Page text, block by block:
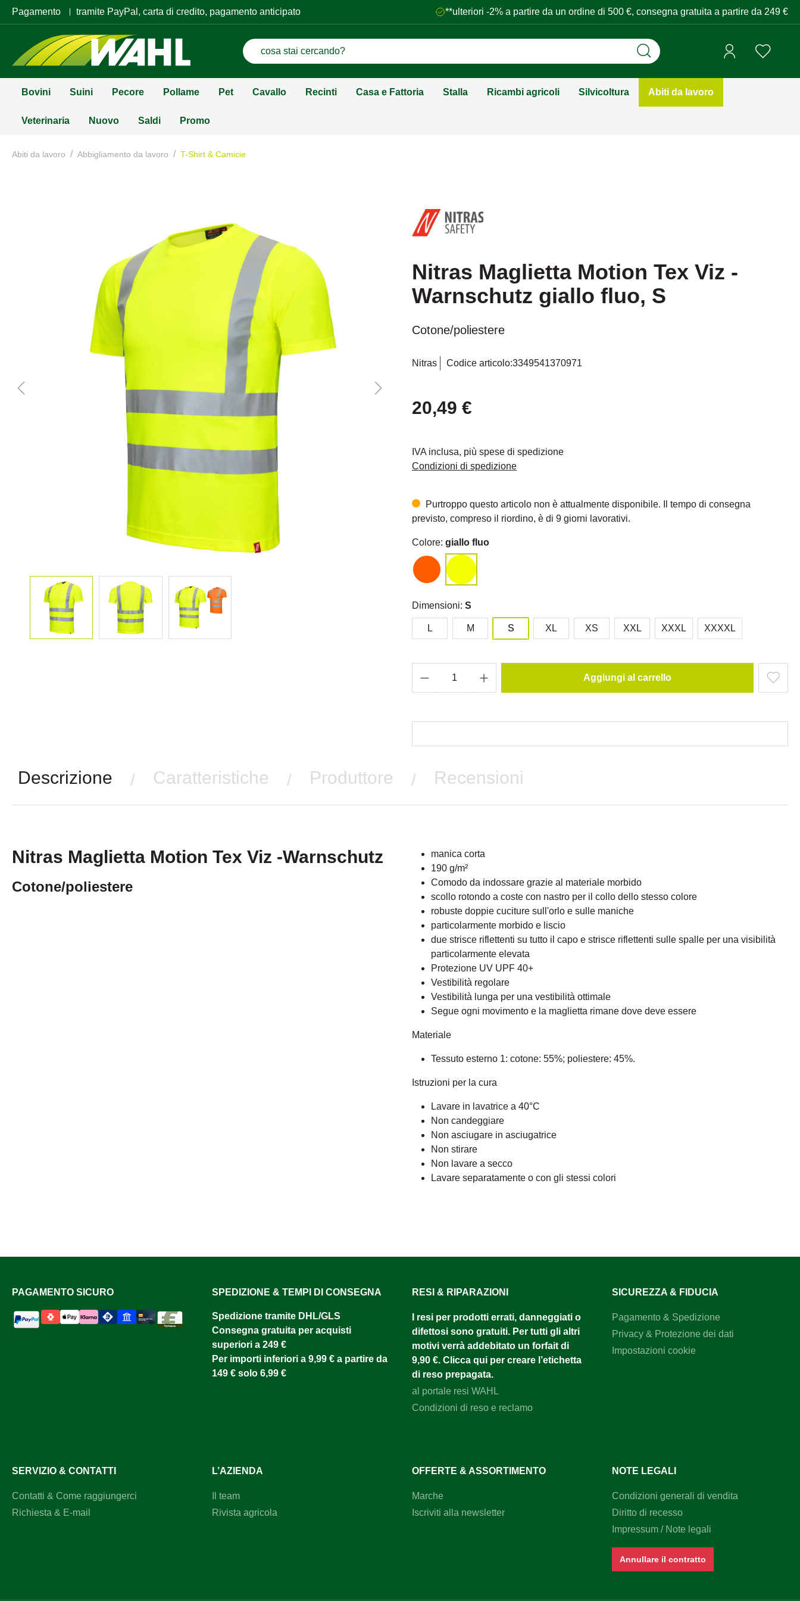
Pagamento tramite PayPal, carta di credito, pagamento anticipato **ulteriori -2% a partire da un ordine di 500 €, consegna gratuita a partire da 249 €
Bovini Suini Pecore Pollame Pet Cavallo Recinti Casa e Fattoria Stalla Ricambi agricoli Silvicoltura Abiti da lavoro
Veterinaria Nuovo Saldi Promo
Abiti da lavoro / Abbigliamento da lavoro / T-Shirt & Camicie
Nitras Maglietta Motion Tex Viz -
Warnschutz giallo fluo, S
Cotone/poliestere
Nitras Codice articolo:3349541370971
20,49 €
IVA inclusa, più spese di spedizione
Condizioni di spedizione
Purtroppo questo articolo non è attualmente disponibile. Il tempo di consegna
previsto, compreso il riordino, è di 9 giorni lavorativi.
Colore: giallo fluo
Dimensioni: S
L M S XL XS XXL XXXL XXXXL
Aggiungi al carrello
Descrizione / Caratteristiche / Produttore / Recensioni
Nitras Maglietta Motion Tex Viz -Warnschutz
Cotone/poliestere
manica corta
190 g/m²
Comodo da indossare grazie al materiale morbido
scollo rotondo a coste con nastro per il collo dello stesso colore
robuste doppie cuciture sull'orlo e sulle maniche
particolarmente morbido e liscio
due strisce riflettenti su tutto il capo e strisce riflettenti sulle spalle per una visibilità
particolarmente elevata
Protezione UV UPF 40+
Vestibilità regolare
Vestibilità lunga per una vestibilità ottimale
Segue ogni movimento e la maglietta rimane dove deve essere
Materiale
Tessuto esterno 1: cotone: 55%; poliestere: 45%.
Istruzioni per la cura
Lavare in lavatrice a 40°C
Non candeggiare
Non asciugare in asciugatrice
Non stirare
Non lavare a secco
Lavare separatamente o con gli stessi colori
PAGAMENTO SICURO SPEDIZIONE & TEMPI DI CONSEGNA
Spedizione tramite DHL/GLS ​
Consegna gratuita per acquisti
superiori a 249 €
Per importi inferiori a 9,99 € a partire da
149 € solo 6,99 €
RESI & RIPARAZIONI
I resi per prodotti errati, danneggiati o
difettosi sono gratuiti. Per tutti gli altri
motivi verrà addebitato un forfait di
9,90 €. Clicca qui per creare l’etichetta
di reso prepagata.
al portale resi WAHL
Condizioni di reso e reclamo
SICUREZZA & FIDUCIA
Pagamento & Spedizione
Privacy & Protezione dei dati
Impostazioni cookie
SERVIZIO & CONTATTI
Contatti & Come raggiungerci
Richiesta & E-mail
L’AZIENDA
Il team
Rivista agricola
OFFERTE & ASSORTIMENTO
Marche
Iscriviti alla newsletter
NOTE LEGALI
Condizioni generali di vendita
Diritto di recesso
Impressum / Note legali
Annullare il contratto